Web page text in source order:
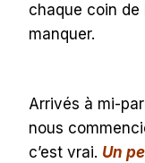
chaque coin de
manquer.
Arrivés à mi-
nous
c’est vrai. Un